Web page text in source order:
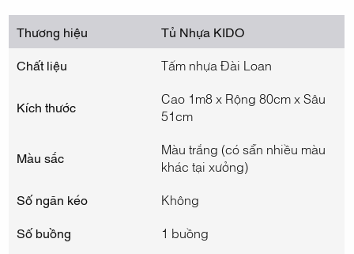
Thương hiệu
Tủ Nhựa KIDO
Chất liệu
Tấm nhựa Đài Loan
Kích thước
Cao 1m8 x Rộng 80cm x Sâu
51cm
Màu sắc
Màu trắng (có sẵn nhiều màu
khác tại xưởng)
Số ngăn kéo
Không
Số buồng
1 buồng